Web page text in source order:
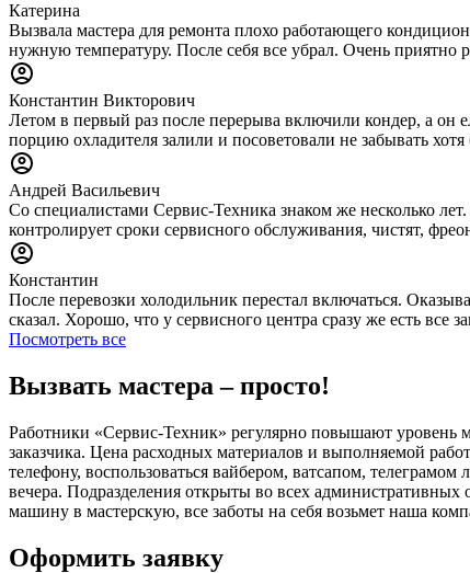
Катерина
Вызвала мастера для ремонта плохо работающего
нужную температуру. После себя все убрал. Очень приятно
Константин Викторович
Летом в первый раз после перерыва включили кондер, а он
порцию охладителя залили и посоветовали не забывать
Андрей Васильевич
Со специалистами Сервис-Техника знаком же несколько
контролирует сроки сервисного обслуживания, чистят,
Константин
После перевозки холодильник перестал включаться.
сказал. Хорошо, что у сервисного центра сразу же есть все
Посмотреть все
Вызвать мастера – просто!
Работники «Сервис-Техник» регулярно повышают уровень
заказчика. Цена расходных материалов и выполняемой
телефону, воспользоваться вайбером, ватсапом,
вечера. Подразделения открыты во всех административных
машину в мастерскую, все заботы на себя возьмет наша
Оформить заявку